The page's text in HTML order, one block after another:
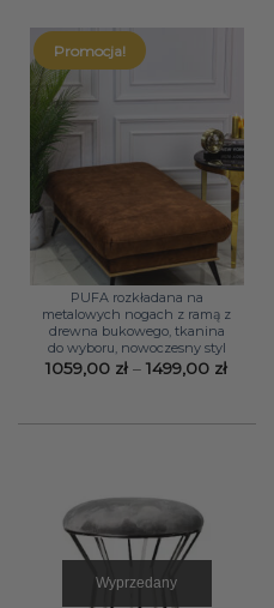
Promocja!
PUFA rozkładana na
metalowych nogach z ramą z
drewna bukowego, tkanina
do wyboru, nowoczesny styl
1059,00 zł – 1499,00 złZakres
do
Wyprzedany